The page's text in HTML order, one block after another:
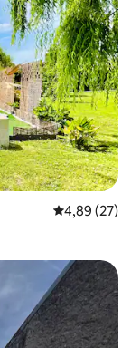
4,89 av 5 i
4,89 (27)